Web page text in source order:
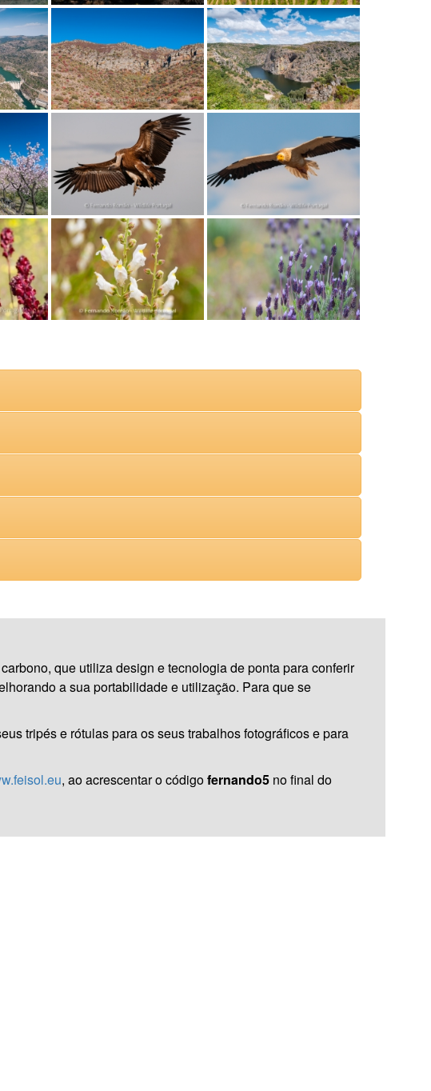
que utiliza design e tecnologia de ponta para conferir
a sua portabilidade e utilização. Para que se
tripés e rótulas para os seus trabalhos fotográficos e para
, ao acrescentar o códigofernando5 no final do